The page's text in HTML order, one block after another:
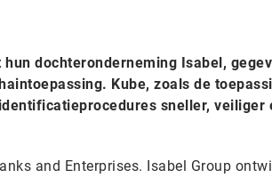
dochteronderneming Isabel,
Kube, zoals de
sneller, veiliger
and Enterprises. Isabel Group